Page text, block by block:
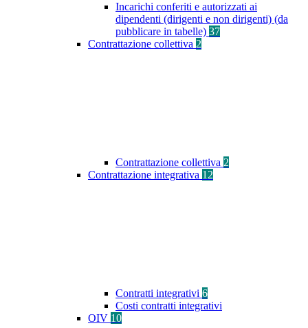
Incarichi conferiti e autorizzati ai
dipendenti (dirigenti e non dirigenti) (da
pubblicare in tabelle) 37
Contrattazione collettiva 2
Contrattazione collettiva 2
Contrattazione integrativa 12
Contratti integrativi 6
Costi contratti integrativi
OIV 10